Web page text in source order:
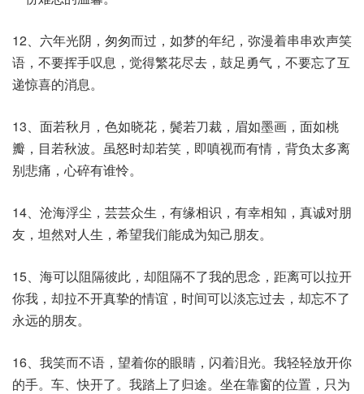
12、六年光阴，匆匆而过，如梦的年纪，弥漫着串串欢声笑
语，不要挥手叹息，觉得繁花尽去，鼓足勇气，不要忘了互
递惊喜的消息。
13、面若秋月，色如晓花，鬓若刀裁，眉如墨画，面如桃
瓣，目若秋波。虽怒时却若笑，即嗔视而有情，背负太多离
别悲痛，心碎有谁怜。
14、沧海浮尘，芸芸众生，有缘相识，有幸相知，真诚对朋
友，坦然对人生，希望我们能成为知己朋友。
15、海可以阻隔彼此，却阻隔不了我的思念，距离可以拉开
你我，却拉不开真挚的情谊，时间可以淡忘过去，却忘不了
永远的朋友。
16、我笑而不语，望着你的眼睛，闪着泪光。我轻轻放开你
的手。车、快开了。我踏上了归途。坐在靠窗的位置，只为